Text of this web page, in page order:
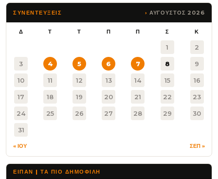
ΣΥΝΕΝΤΕΥΞΕΙΣ ΑΥΓΟΥΣΤΟΣ 2026
Δ Τ Τ Π Π Σ Κ
1 2
3 4 5 6 7 8 9
10 11 12 13 14 15 16
17 18 19 20 21 22 23
24 25 26 27 28 29 30
31
« ΙΟΥ ΣΕΠ »
ΕΙΠΑΝ | ΤΑ ΠΙΟ ΔΗΜΟΦΙΛΉ